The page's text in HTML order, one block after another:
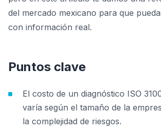
del mercado mexicano para que
con información real.
Puntos clave
El costo de un diagnóstico ISO
varía según el tamaño de la
la complejidad de riesgos.